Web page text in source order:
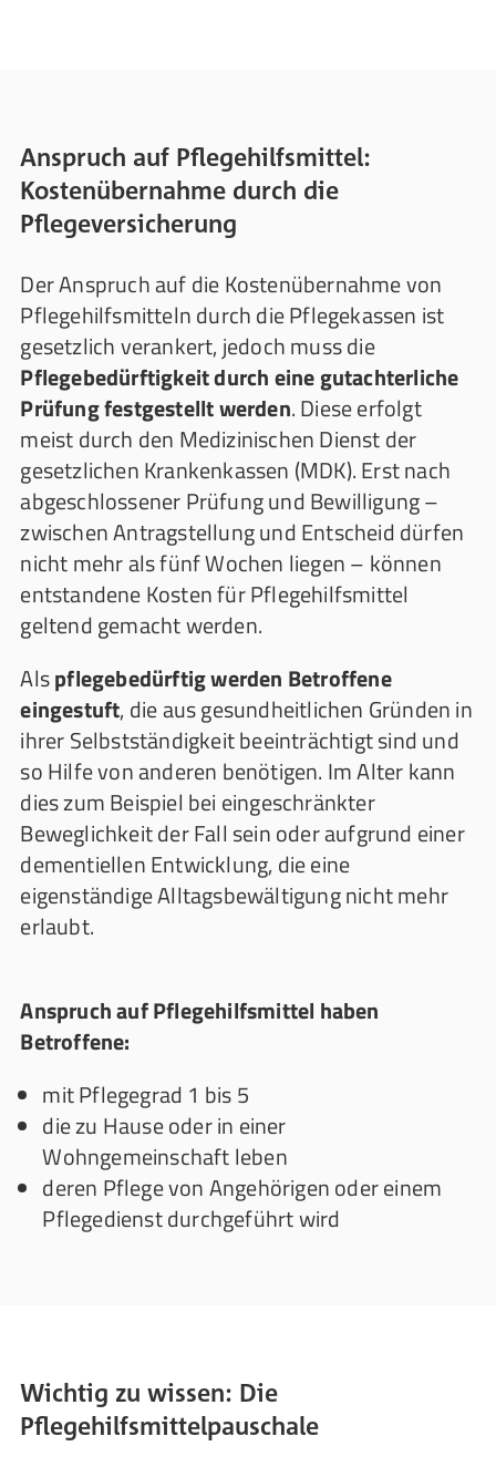
Anspruch auf Pflegehilfsmittel:
Kostenübernahme durch die
Pflegeversicherung
Der Anspruch auf die Kostenübernahme von
Pflegehilfsmitteln durch die Pflegekassen ist
gesetzlich verankert, jedoch muss die
Pflegebedürftigkeit durch eine gutachterliche
Prüfung festgestellt werden. Diese erfolgt
meist durch den Medizinischen Dienst der
gesetzlichen Krankenkassen (MDK). Erst nach
abgeschlossener Prüfung und Bewilligung –
zwischen Antragstellung und Entscheid dürfen
nicht mehr als fünf Wochen liegen – können
entstandene Kosten für Pflegehilfsmittel
geltend gemacht werden.
Alspflegebedürftig werden Betroffene
eingestuft, die aus gesundheitlichen Gründen in
ihrer Selbstständigkeit beeinträchtigt sind und
so Hilfe von anderen benötigen. Im Alter kann
dies zum Beispiel bei eingeschränkter
Beweglichkeit der Fall sein oder aufgrund einer
dementiellen Entwicklung, die eine
eigenständige Alltagsbewältigung nicht mehr
erlaubt.
Anspruch auf Pflegehilfsmittel haben
Betroffene:
mit Pflegegrad 1 bis 5
die zu Hause oder in einer
Wohngemeinschaft leben
deren Pflege von Angehörigen oder einem
Pflegedienst durchgeführt wird
Wichtig zu wissen: Die
Pflegehilfsmittelpauschale